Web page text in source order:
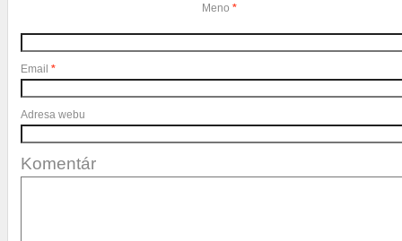
Email*
Adresa webu
Komentár